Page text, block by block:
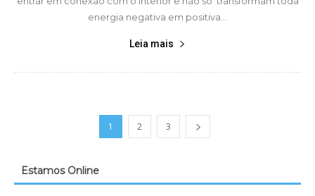
energia negativa em positiva...
Leia mais
1 2 3
Estamos Online